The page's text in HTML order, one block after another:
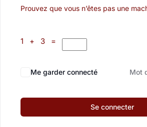
Prouvez que vous n’êtes pas une
1 + 3 =
Me garder connecté Mot
Se connecter